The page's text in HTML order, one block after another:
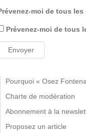
moi de tous
Prévenez-moi de tous
Pourquoi « Osez
Charte de modération
Abonnement à la
Proposez un article